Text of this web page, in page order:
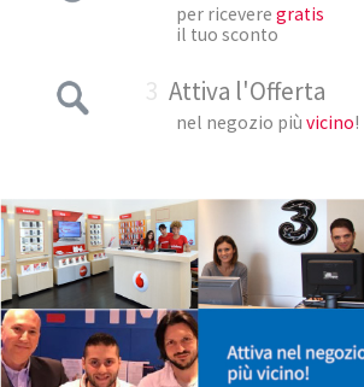
per ricevere gratis
il tuo sconto
3 Attiva l'Offerta
nel negozio più vicino!